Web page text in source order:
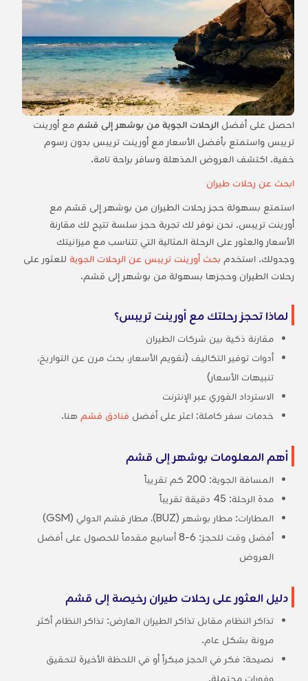
احصل على أفضل الرحلات الجوية من بوشهر إلى قشممع أورينت
تريبس واستمتع بأفضل الأسعار مع أورينت تريبس بدون رسوم
خفية. اكتشف العروض المذهلة وسافر براحة تامة.
ابحث عن رحلات طيران
استمتع بسهولة حجز رحلات الطيران من بوشهر إلى قشم مع
أورينت تريبس. نحن نوفر لك تجربة حجز سلسة تتيح لك مقارنة
الأسعار والعثور على الرحلة المثالية التي تتناسب مع ميزانيتك
وجدولك. استخدم بحث أورينت تريبس عن الرحلات الجوية للعثور على
رحلات الطيران وحجزها بسهولة من بوشهر إلى قشم.
لماذا تحجز رحلتك مع أورينت تريبس؟
مقارنة ذكية بين شركات الطيران
أدوات توفير التكاليف (تقويم الأسعار، بحث مرن عن التواريخ،
تنبيهات الأسعار)
الاسترداد الفوري عبر الإنترنت
خدمات سفر كاملة: اعثر على أفضل فنادق قشم هنا.
أهم المعلومات بوشهر إلى قشم
المسافة الجوية: 200 كم تقريباً
مدة الرحلة: 45 دقيقة تقريباً
المطارات: مطار بوشهر (BUZ)، مطار قشم الدولي (GSM)
أفضل وقت للحجز: 6-8 أسابيع مقدماً للحصول على أفضل
العروض
دليل العثور على رحلات طيران رخيصة إلى قشم
تذاكر النظام مقابل تذاكر الطيران العارض: تذاكر النظام أكثر
مرونة بشكل عام.
نصيحة: فكر في الحجز مبكراً أو في اللحظة الأخيرة لتحقيق
وفورات محتملة.